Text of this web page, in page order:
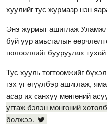
хуулийг тус журмаар нэн
Энэ журмыг ашиглаж
буй уур амьсгалын
нөлөөллийг бууруулах
Тус хууль тогтоомжийг
гэх үг өгүүлбэр ашиглаж,
асар их санхүү мөнгөний
угтаж бэлэн мөнгөний
болжээ.